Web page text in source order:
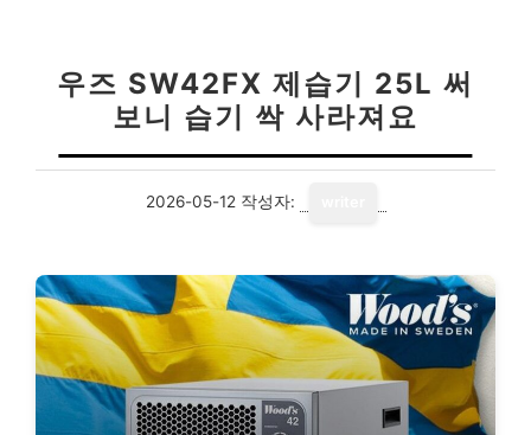
우즈 SW42FX 제습기 25L 써
보니 습기 싹 사라져요
2026-05-12 작성자: